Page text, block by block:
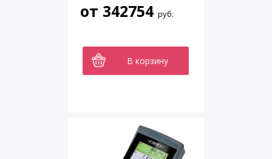
от 342754 руб.
В корзину